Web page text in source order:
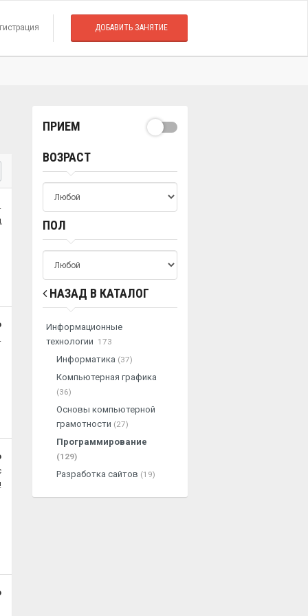
ДОБАВИТЬ ЗАНЯТИЕ
ПРИЕМ
ВОЗРАСТ
ПОЛ
НАЗАД В КАТАЛОГ
Информационные
технологии 173
Информатика (37)
Компьютерная графика
(36)
Основы компьютерной
грамотности (27)
Программирование
(129)
Разработка сайтов (19)